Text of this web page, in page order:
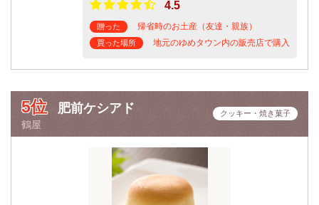
4.5
贈った 帰省時のお土産（友達・親族）
買った場所 地元のゆめタウン内の販売店で購入
5位 肥前ケシアド
鶴屋
クッキー・焼き菓子